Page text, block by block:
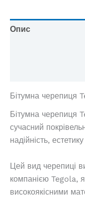
Опис
Бітумна черепиця
Бітумна
сучасний
надійність,
Цей вид черепиці
компанією Tegola,
високоякісними